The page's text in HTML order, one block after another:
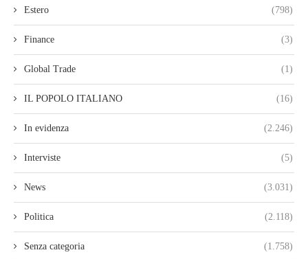
Estero (798)
Finance (3)
Global Trade (1)
IL POPOLO ITALIANO (16)
In evidenza (2.246)
Interviste (5)
News (3.031)
Politica (2.118)
Senza categoria (1.758)